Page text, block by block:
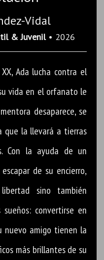
Vidal
& Juvenil• 2026
Ada lucha contra el
vida en el orfanato le
desaparece, se
que la llevará a tierras
Con la ayuda de un
de su encierro,
sino también
convertirse en
nuevo amigo tienen la
más brillantes de su